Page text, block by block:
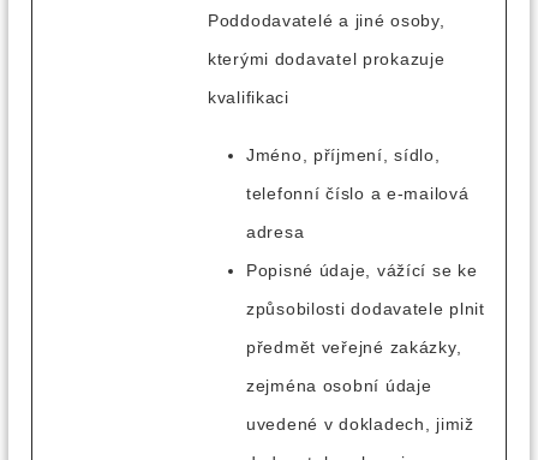
Poddodavatelé a jiné osoby,
kterými dodavatel prokazuje
kvalifikaci
Jméno, příjmení, sídlo,
telefonní číslo a e-mailová
adresa
Popisné údaje, vážící se ke
způsobilosti dodavatele plnit
předmět veřejné zakázky,
zejména osobní údaje
uvedené v dokladech, jimiž